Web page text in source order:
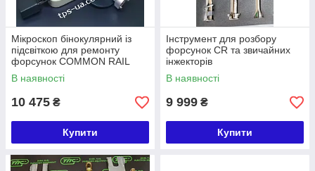
Мікроскоп бінокулярний із
підсвіткою для ремонту
форсунок COMMON RAIL
В наявності
10 475 ₴
Купити
Інструмент для розбору
форсунок CR та звичайних
інжекторів
В наявності
9 999 ₴
Купити